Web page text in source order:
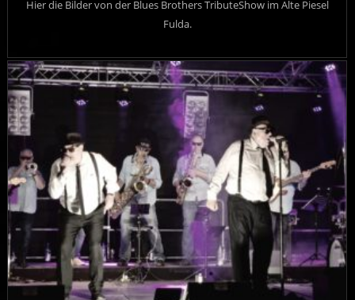
Hier die Bilder von der Blues Brothers TributeShow im Alte Piesel
Fulda.